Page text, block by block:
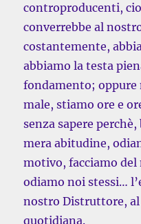
controproducenti,
converrebbe al
costantemente,
abbiamo la testa
fondamento; oppure
male, stiamo ore e
senza sapere
mera abitudine,
motivo, facciamo del
odiamo noi stessi…
nostro Distruttore,
quotidiana.